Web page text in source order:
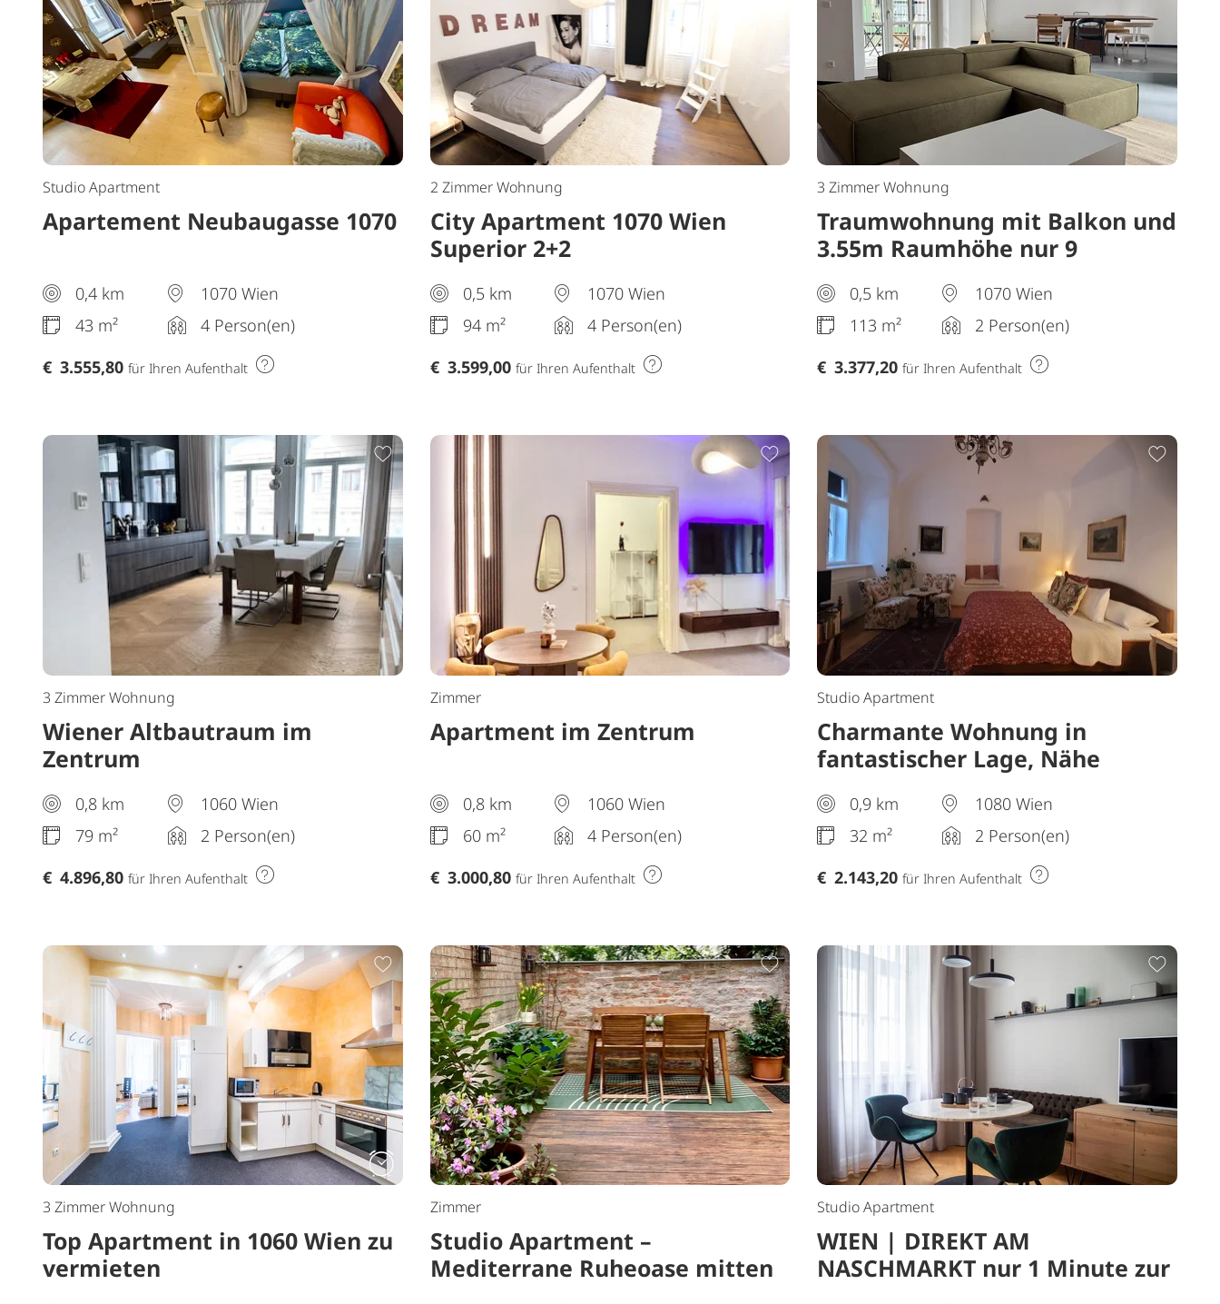
Studio Apartment
Apartement Neubaugasse 1070
0,4 km
1070 Wien
43 m²
4 Person(en)
€ 3.555,80 für Ihren Aufenthalt
2 Zimmer Wohnung
City Apartment 1070 Wien
Superior 2+2
0,5 km
1070 Wien
94 m²
4 Person(en)
€ 3.599,00 für Ihren Aufenthalt
3 Zimmer Wohnung
Traumwohnung mit Balkon und
3.55m Raumhöhe nur 9
0,5 km
1070 Wien
113 m²
2 Person(en)
€ 3.377,20 für Ihren Aufenthalt
Zur Merkliste hinzufügen
3 Zimmer Wohnung
Wiener Altbautraum im
Zentrum
0,8 km
1060 Wien
79 m²
2 Person(en)
€ 4.896,80 für Ihren Aufenthalt
Zur Merkliste hinzufügen
Zimmer
Apartment im Zentrum
0,8 km
1060 Wien
60 m²
4 Person(en)
€ 3.000,80 für Ihren Aufenthalt
Zur
Studio Apartment
Charmante Wohnung in
fantastischer Lage, Nähe
0,9 km
1080 Wien
32 m²
2 Person(en)
€ 2.143,20 für Ihren Aufenthalt
Zur Merkliste hinzufügen
3 Zimmer Wohnung
Top Apartment in 1060 Wien zu
vermieten
Zur Merkliste hinzufügen
Zimmer
Studio Apartment –
Mediterrane Ruheoase mitten
Zur
Studio Apartment
WIEN | DIREKT AM
NASCHMARKT nur 1 Minute zur